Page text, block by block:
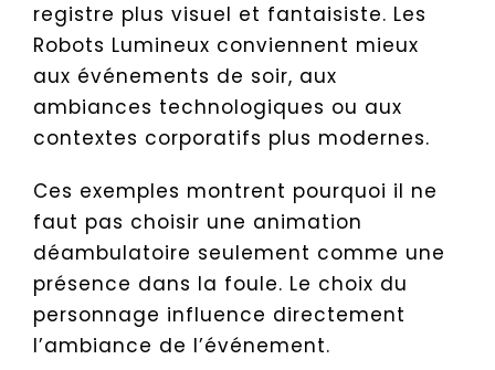
registre plus visuel et fantaisiste. Les
Robots Lumineux conviennent mieux
aux événements de soir, aux
ambiances technologiques ou aux
contextes corporatifs plus modernes.
Ces exemples montrent pourquoi il ne
faut pas choisir une animation
déambulatoire seulement comme une
présence dans la foule. Le choix du
personnage influence directement
l’ambiance de l’événement.